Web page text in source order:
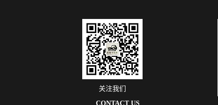
关注我们
CONTACT US